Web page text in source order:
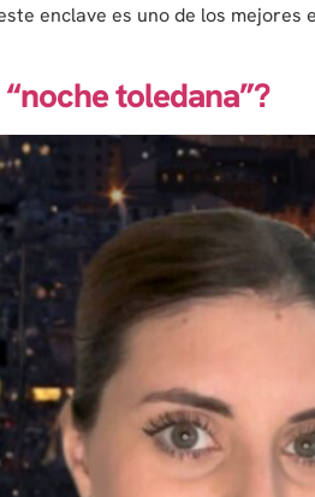
enclave es uno de los
toledana”?